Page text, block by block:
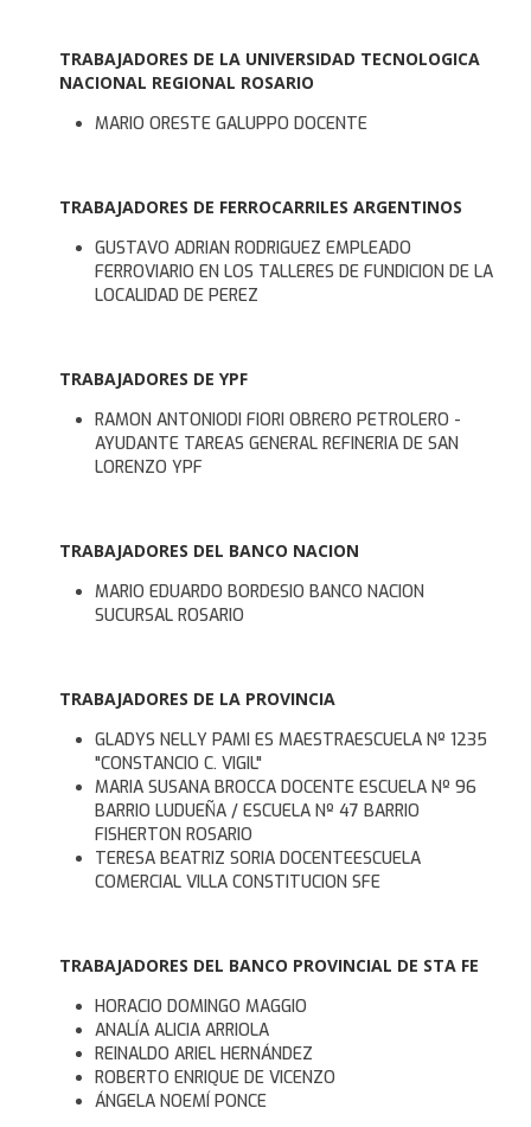
TRABAJADORES DE LA UNIVERSIDAD TECNOLOGICA
NACIONAL REGIONAL ROSARIO
MARIO ORESTE GALUPPO DOCENTE
TRABAJADORES DE FERROCARRILES ARGENTINOS
GUSTAVO ADRIAN RODRIGUEZ EMPLEADO
FERROVIARIO EN LOS TALLERES DE FUNDICION DE LA
LOCALIDAD DE PEREZ
TRABAJADORES DE YPF
RAMON ANTONIODI FIORI OBRERO PETROLERO -
AYUDANTE TAREAS GENERAL REFINERIA DE SAN
LORENZO YPF
TRABAJADORES DEL BANCO NACION
MARIO EDUARDO BORDESIO BANCO NACION
SUCURSAL ROSARIO
TRABAJADORES DE LA PROVINCIA
GLADYS NELLY PAMI ES MAESTRAESCUELA Nº 1235
"CONSTANCIO C. VIGIL"
MARIA SUSANA BROCCA DOCENTE ESCUELA Nº 96
BARRIO LUDUEÑA / ESCUELA Nº 47 BARRIO
FISHERTON ROSARIO
TERESA BEATRIZ SORIA DOCENTEESCUELA
COMERCIAL VILLA CONSTITUCION SFE
TRABAJADORES DEL BANCO PROVINCIAL DE STA FE
HORACIO DOMINGO MAGGIO
ANALÍA ALICIA ARRIOLA
REINALDO ARIEL HERNÁNDEZ
ROBERTO ENRIQUE DE VICENZO
ÁNGELA NOEMÍ PONCE